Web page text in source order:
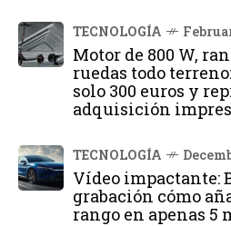
TECNOLOGÍA
Motor de 800 W,
ruedas todo
solo 300 euros y
adquisición
TECNOLOGÍA
Vídeo impactante:
grabación cómo
rango en apenas 5